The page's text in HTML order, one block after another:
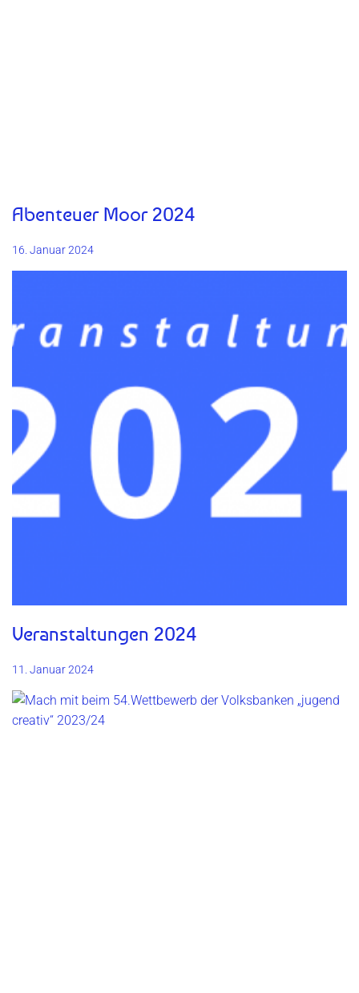
Abenteuer Moor 2024
16. Januar 2024
Veranstaltungen 2024
11. Januar 2024